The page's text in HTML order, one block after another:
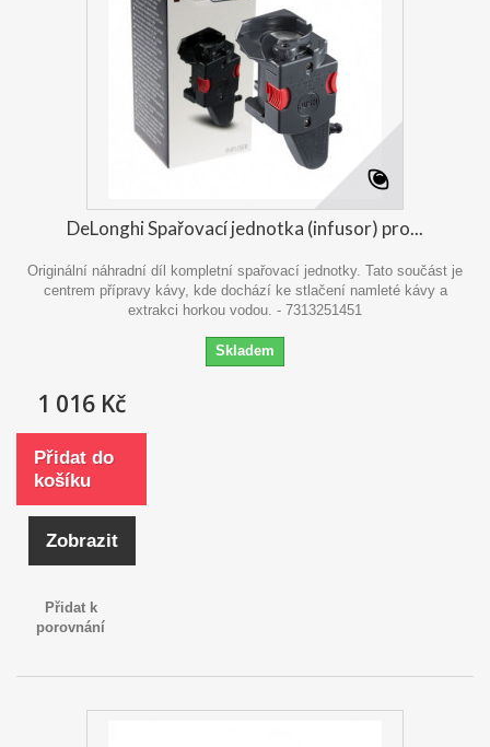
DeLonghi Spařovací jednotka (infusor) pro...
Originální náhradní díl kompletní spařovací jednotky. Tato součást je
centrem přípravy kávy, kde dochází ke stlačení namleté kávy a
extrakci horkou vodou. - 7313251451
Skladem
1 016 Kč
Přidat do
košíku
Zobrazit
Přidat k
porovnání